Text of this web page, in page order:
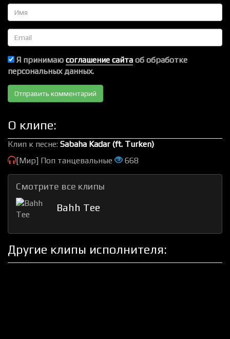
Имя
Email
Я принимаю соглашение сайта об обработке
персональных данных.
О клипе:
Клип к песне: Sabaha Kadar (ft. Turken)
[Мир] Поп танцевальные
668
Смотрите все клипы
Bahh Tee
Другие клипы исполнителя: